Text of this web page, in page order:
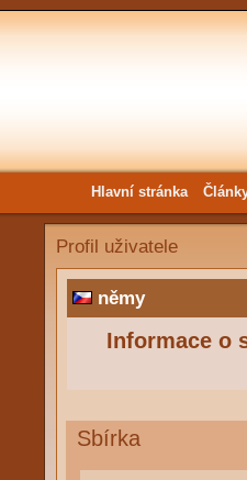
Hlavní stránka
Profil uživatele
němy
Informace o
Sbírka